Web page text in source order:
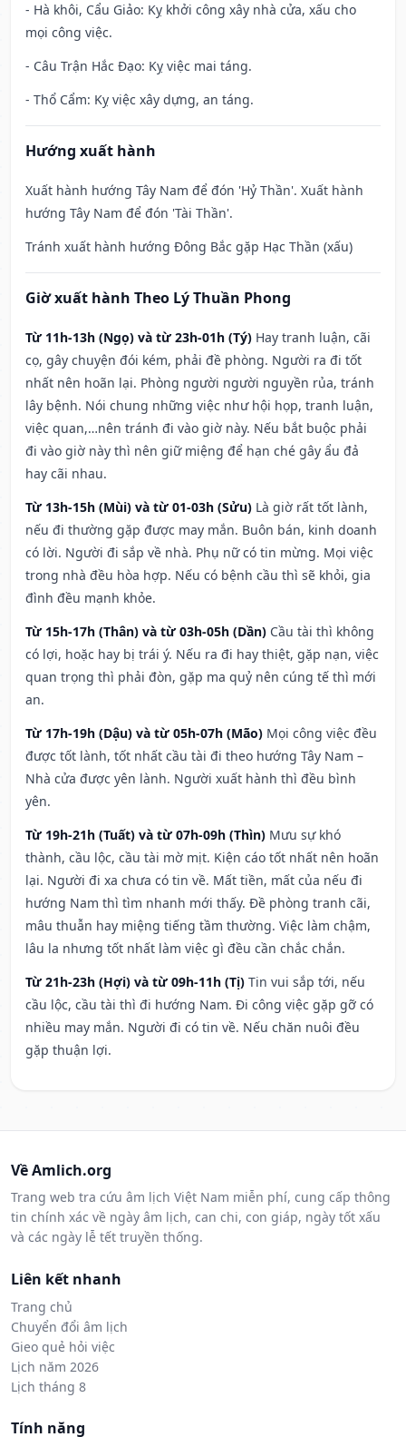
- Hà khôi, Cẩu Giảo: Kỵ khởi công xây nhà cửa, xấu cho
mọi công việc.
- Câu Trận Hắc Đạo: Kỵ việc mai táng.
- Thổ Cẩm: Kỵ việc xây dựng, an táng.
Hướng xuất hành
Xuất hành hướng Tây Nam để đón 'Hỷ Thần'. Xuất hành
hướng Tây Nam để đón 'Tài Thần'.
Tránh xuất hành hướng Đông Bắc gặp Hạc Thần (xấu)
Giờ xuất hành Theo Lý Thuần Phong
Từ 11h-13h (Ngọ) và từ 23h-01h (Tý) Hay tranh luận, cãi
cọ, gây chuyện đói kém, phải đề phòng. Người ra đi tốt
nhất nên hoãn lại. Phòng người người nguyền rủa, tránh
lây bệnh. Nói chung những việc như hội họp, tranh luận,
việc quan,…nên tránh đi vào giờ này. Nếu bắt buộc phải
đi vào giờ này thì nên giữ miệng để hạn ché gây ẩu đả
hay cãi nhau.
Từ 13h-15h (Mùi) và từ 01-03h (Sửu) Là giờ rất tốt lành,
nếu đi thường gặp được may mắn. Buôn bán, kinh doanh
có lời. Người đi sắp về nhà. Phụ nữ có tin mừng. Mọi việc
trong nhà đều hòa hợp. Nếu có bệnh cầu thì sẽ khỏi, gia
đình đều mạnh khỏe.
Từ 15h-17h (Thân) và từ 03h-05h (Dần) Cầu tài thì không
có lợi, hoặc hay bị trái ý. Nếu ra đi hay thiệt, gặp nạn, việc
quan trọng thì phải đòn, gặp ma quỷ nên cúng tế thì mới
an.
Từ 17h-19h (Dậu) và từ 05h-07h (Mão) Mọi công việc đều
được tốt lành, tốt nhất cầu tài đi theo hướng Tây Nam –
Nhà cửa được yên lành. Người xuất hành thì đều bình
yên.
Từ 19h-21h (Tuất) và từ 07h-09h (Thìn) Mưu sự khó
thành, cầu lộc, cầu tài mờ mịt. Kiện cáo tốt nhất nên hoãn
lại. Người đi xa chưa có tin về. Mất tiền, mất của nếu đi
hướng Nam thì tìm nhanh mới thấy. Đề phòng tranh cãi,
mâu thuẫn hay miệng tiếng tầm thường. Việc làm chậm,
lâu la nhưng tốt nhất làm việc gì đều cần chắc chắn.
Từ 21h-23h (Hợi) và từ 09h-11h (Tị) Tin vui sắp tới, nếu
cầu lộc, cầu tài thì đi hướng Nam. Đi công việc gặp gỡ có
nhiều may mắn. Người đi có tin về. Nếu chăn nuôi đều
gặp thuận lợi.
Về Amlich.org
Trang web tra cứu âm lịch Việt Nam miễn phí, cung cấp thông
tin chính xác về ngày âm lịch, can chi, con giáp, ngày tốt xấu
và các ngày lễ tết truyền thống.
Liên kết nhanh
Trang chủ
Chuyển đổi âm lịch
Gieo quẻ hỏi việc
Lịch năm 2026
Lịch tháng 8
Tính năng